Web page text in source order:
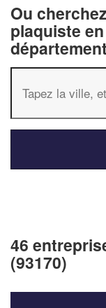
Ou
plaquiste
46
(93170)